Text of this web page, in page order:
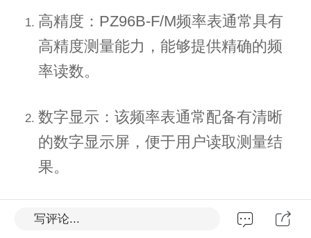
高精度：PZ96B-F/M频率表通常具有
高精度测量能力，能够提供精确的频
率读数。
数字显示：该频率表通常配备有清晰
的数字显示屏，便于用户读取测量结
果。
宽测量范围：PZ96B-F/M频率表可能
写评论...